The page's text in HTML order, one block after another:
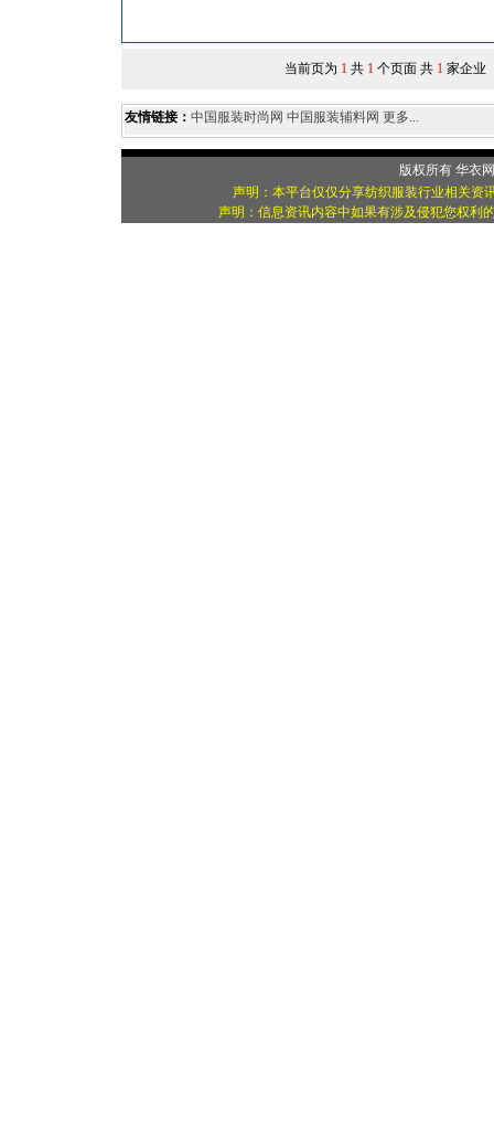
当前页为 1 共 1 个页面 共 1 家企业
友情链接： 中国服装时尚网 中国服装辅料网 更多...
版权所有 华衣网
声明：本平台仅仅分享纺织服装行业相关资
声明：信息资讯内容中如果有涉及侵犯您权利